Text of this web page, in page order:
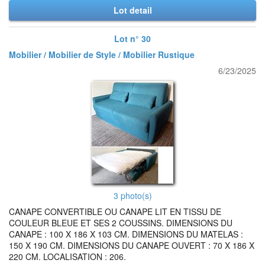
Lot detail
Lot n° 30
Mobilier / Mobilier de Style / Mobilier Rustique
6/23/2025
3 photo(s)
CANAPE CONVERTIBLE OU CANAPE LIT EN TISSU DE
COULEUR BLEUE ET SES 2 COUSSINS. DIMENSIONS DU
CANAPE : 100 X 186 X 103 CM. DIMENSIONS DU MATELAS :
150 X 190 CM. DIMENSIONS DU CANAPE OUVERT : 70 X 186 X
220 CM. LOCALISATION : 206.